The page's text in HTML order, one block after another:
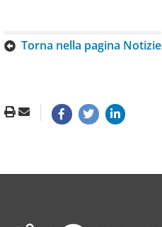
Torna nella pagina Notizie